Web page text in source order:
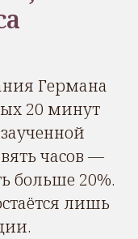
Германа
20 минут
часов —
больше 20%.
лишь